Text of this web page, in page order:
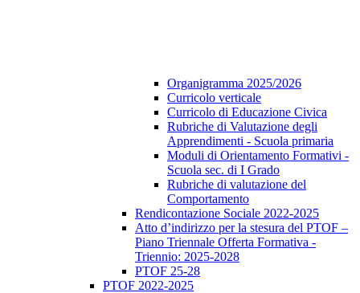
Organigramma 2025/2026
Curricolo verticale
Curricolo di Educazione Civica
Rubriche di Valutazione degli
Apprendimenti - Scuola primaria
Moduli di Orientamento Formativi -
Scuola sec. di I Grado
Rubriche di valutazione del
Comportamento
Rendicontazione Sociale 2022-2025
Atto d’indirizzo per la stesura del PTOF –
Piano Triennale Offerta Formativa -
Triennio: 2025-2028
PTOF 25-28
PTOF 2022-2025